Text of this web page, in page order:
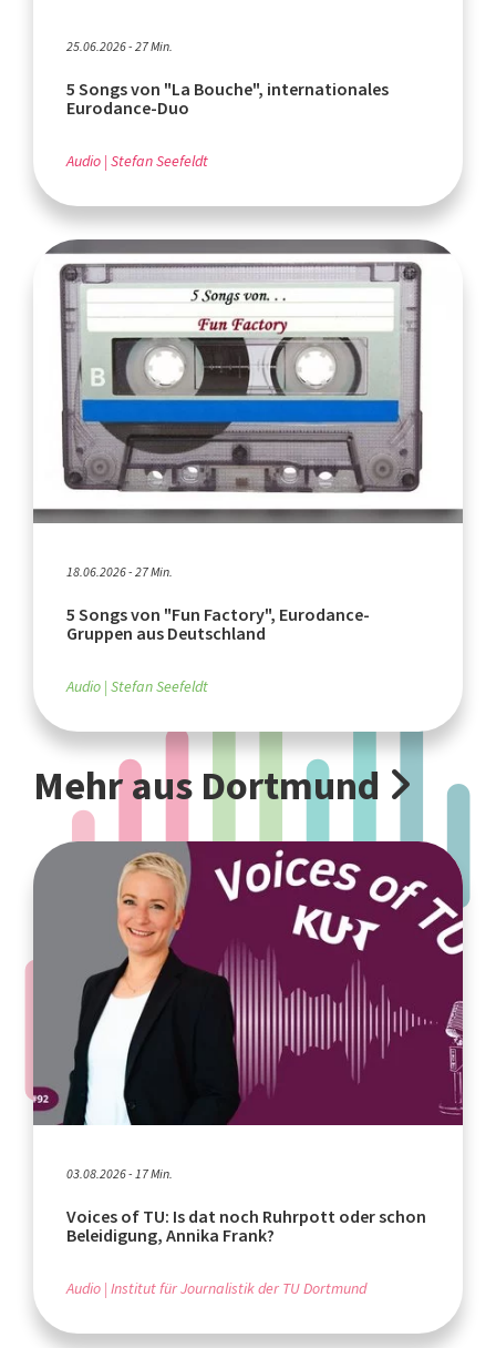
25.06.2026 - 27 Min.
5 Songs von "La Bouche", internationales
Eurodance-Duo
Audio Stefan Seefeldt
18.06.2026 - 27 Min.
5 Songs von "Fun Factory", Eurodance-
Gruppen aus Deutschland
Audio Stefan Seefeldt
Mehr aus Dortmund
03.08.2026 - 17 Min.
Voices of TU: Is dat noch Ruhrpott oder schon
Beleidigung, Annika Frank?
Audio Institut für Journalistik der TU Dortmund